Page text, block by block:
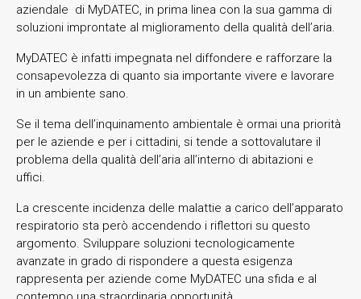
aziendale di MyDATEC, in prima linea con la sua gamma di
soluzioni improntate al miglioramento della qualità dell’aria.
MyDATEC è infatti impegnata nel diffondere e rafforzare la
consapevolezza di quanto sia importante vivere e lavorare
in un ambiente sano.
Se il tema dell’inquinamento ambientale è ormai una priorità
per le aziende e per i cittadini, si tende a sottovalutare il
problema della qualità dell’aria all’interno di abitazioni e
uffici.
La crescente incidenza delle malattie a carico dell’apparato
respiratorio sta però accendendo i riflettori su questo
argomento. Sviluppare soluzioni tecnologicamente
avanzate in grado di rispondere a questa esigenza
rappresenta per aziende come MyDATEC una sfida e al